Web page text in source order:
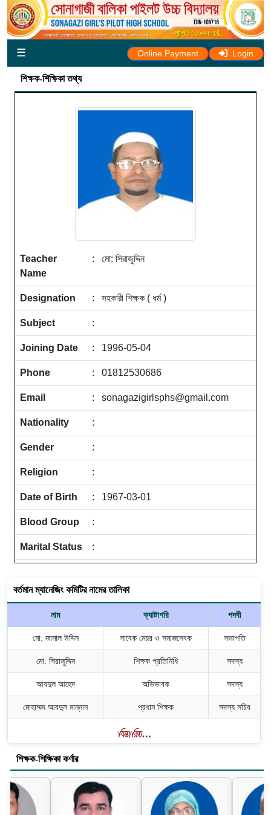
☰ Online Payment Login
শিক্ষক-শিক্ষিকা তথ্য
Teacher
Name
: মো: সিরাজুদ্দিন
Designation : সহকারী শিক্ষক ( ধর্ম )
Subject :
Joining Date : 1996-05-04
Phone : 01812530686
Email : sonagazigirlsphs@gmail.com
Nationality :
Gender :
Religion :
Date of Birth : 1967-03-01
Blood Group :
Marital Status :
বর্তমান ম্যানেজিং কমিটির নামের তালিকা
নাম ক্যাটাগরি পদবী
মো: জামাল উদ্দিন সাবেক মেয়র ও সমাজসেবক সভাপতি
মো: সিরাজুদ্দিন শিক্ষক প্রতিনিধি সদস্য
আবদুল আহেদ অভিভাবক সদস্য
মোহাম্মদ আবদুল মান্নান প্রধান শিক্ষক সদস্য সচিব
শিক্ষক-শিক্ষিকা কর্ণার